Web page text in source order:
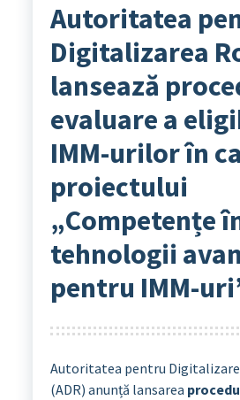
Autoritatea
Digitalizarea
lansează
evaluare a
IMM-urilor în
proiectului
„Competențe
tehnologii
pentru IMM-
Autoritatea pentru
(ADR) anunță lansarea